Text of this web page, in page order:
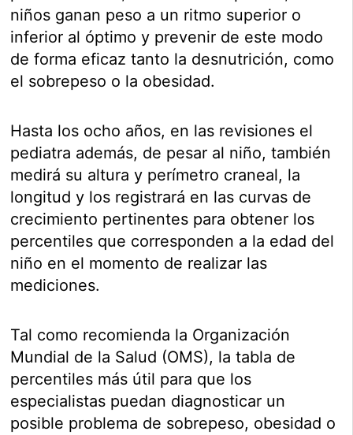
niños ganan peso a un ritmo superior o
inferior al óptimo y prevenir de este modo
de forma eficaz tanto la desnutrición, como
el sobrepeso o la obesidad.
Hasta los ocho años, en las revisiones el
pediatra además, de pesar al niño, también
medirá su altura y perímetro craneal, la
longitud y los registrará en las curvas de
crecimiento pertinentes para obtener los
percentiles que corresponden a la edad del
niño en el momento de realizar las
mediciones.
Tal como recomienda la Organización
Mundial de la Salud (OMS), la tabla de
percentiles más útil para que los
especialistas puedan diagnosticar un
posible problema de sobrepeso, obesidad o